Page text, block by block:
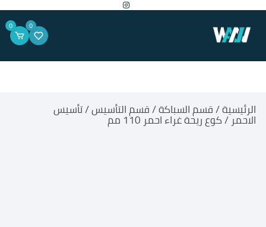
إلى
المحتوى 0
0
الرئيسية/قسم السباكة/قسم التأسيس/تأسيس
الاحمر/ كوع ريحة غراء احمر 110 مم